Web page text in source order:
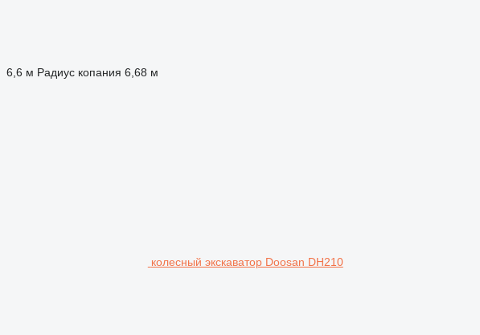
6,6 м Радиус копания 6,68 м
колесный экскаватор Doosan DH210